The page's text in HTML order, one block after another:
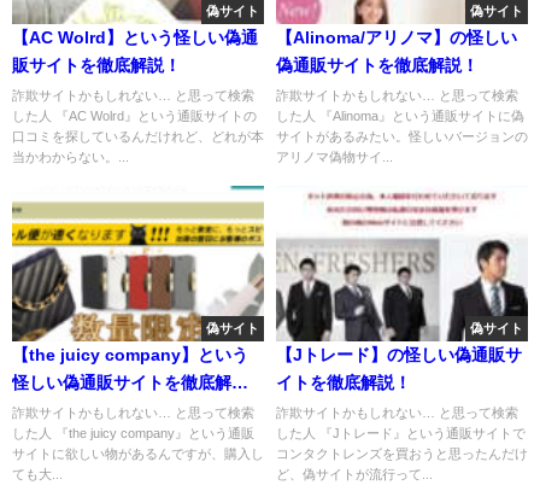
偽サイト
【AC Wolrd】という怪しい偽通
販サイトを徹底解説！
詐欺サイトかもしれない… と思って検索
した人 『AC Wolrd』という通販サイトの
口コミを探しているんだけれど、どれが本
当かわからない。...
偽サイト
【Alinoma/アリノマ】の怪しい
偽通販サイトを徹底解説！
詐欺サイトかもしれない… と思って検索
した人 『Alinoma』という通販サイトに偽
サイトがあるみたい。怪しいバージョンの
アリノマ偽物サイ...
偽サイト
【the juicy company】という
怪しい偽通販サイトを徹底解
説！
詐欺サイトかもしれない… と思って検索
した人 『the juicy company』という通販
サイトに欲しい物があるんですが、購入し
ても大...
偽サイト
【Jトレード】の怪しい偽通販サ
イトを徹底解説！
詐欺サイトかもしれない… と思って検索
した人 『Jトレード』という通販サイトで
コンタクトレンズを買おうと思ったんだけ
ど、偽サイトが流行って...